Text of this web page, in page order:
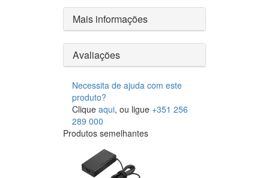
Mais informações
Avaliações
Necessita de ajuda com este
produto?
Clique aqui, ou ligue +351 256
289 000
Produtos semelhantes